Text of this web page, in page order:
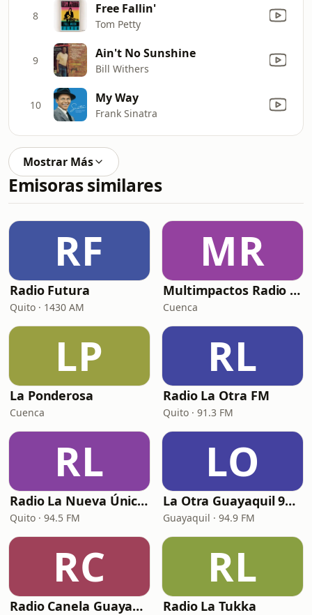
8 Free Fallin'
Tom Petty
9 Ain't No Sunshine
Bill Withers
10 My Way
Frank Sinatra
Mostrar Más
Emisoras similares
RF
Radio Futura
Quito · 1430 AM
MR
Multimpactos Radio Digital
Cuenca
LP
La Ponderosa
Cuenca
RL
Radio La Otra FM
Quito · 91.3 FM
RL
Radio La Nueva Única 94.5 FM
Quito · 94.5 FM
LO
La Otra Guayaquil 94.9 FM
Guayaquil · 94.9 FM
RC
Radio Canela Guayaquil
RL
Radio La Tukka